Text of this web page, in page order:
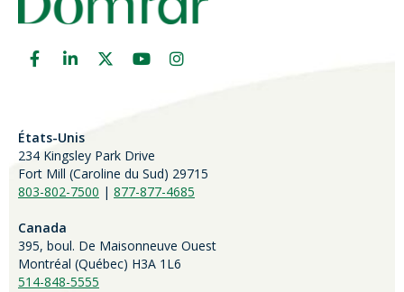
États-Unis
234 Kingsley Park Drive
Fort Mill (Caroline du Sud) 29715
803-802-7500 | 877-877-4685
Canada
395, boul. De Maisonneuve Ouest
Montréal (Québec) H3A 1L6
514-848-5555